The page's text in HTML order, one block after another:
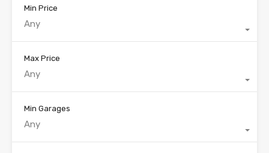
Min Price
Any
Max Price
Any
Min Garages
Any